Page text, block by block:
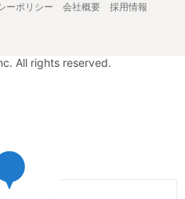
ーポリシー 会社概要
採用情報
All rights reserved.